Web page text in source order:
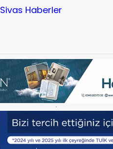
Sivas Haberler